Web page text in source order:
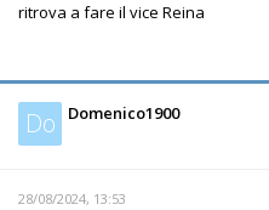
ritrova a fare il vice Reina
Do Domenico1900
28/08/2024, 13:53